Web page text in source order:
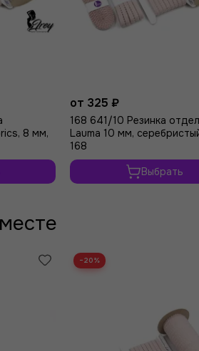
8 мм,
от 325 ₽
168 641/10 Резинка
Lauma 10 мм,
168
Выбрать
−20%